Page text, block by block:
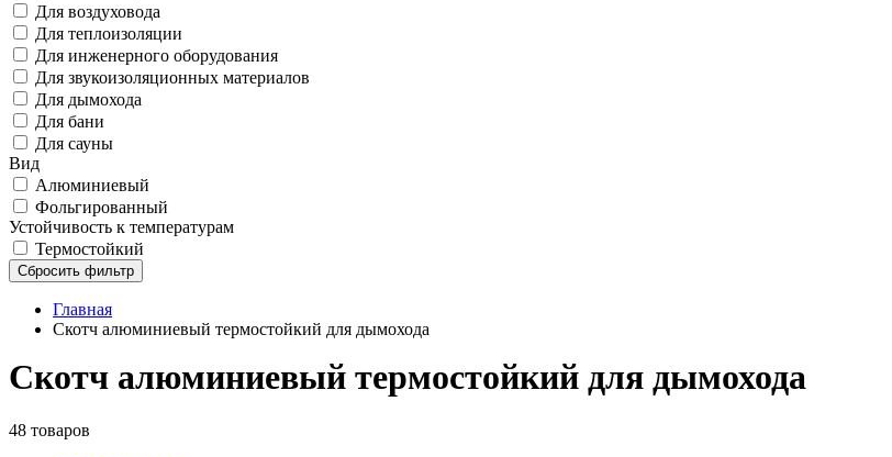
Для воздуховода
Для теплоизоляции
Для инженерного оборудования
Для звукоизоляционных материалов
Для дымохода
Для бани
Для сауны
Вид
Алюминиевый
Фольгированный
Устойчивость к температурам
Термостойкий
Сбросить фильтр
Главная
Скотч алюминиевый термостойкий для дымохода
Скотч алюминиевый термостойкий для дымохода
48 товаров